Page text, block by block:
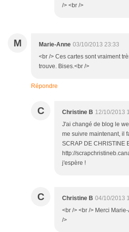
/> <br />
M Marie-Anne 03/10/2013 23:33
<br /> Ces cartes sont vraiment
trouve. Bises.<br />
Répondre
C Christine B 12/10/2013
J'ai changé de blog le
me suivre maintenant, il
SCRAP DE CHRISTINE
http://
j'espère !
C Christine B 04/10/2013
<br /> <br /> Merci
/>